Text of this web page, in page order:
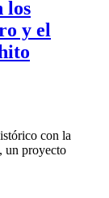
los
y el
con la
un proyecto